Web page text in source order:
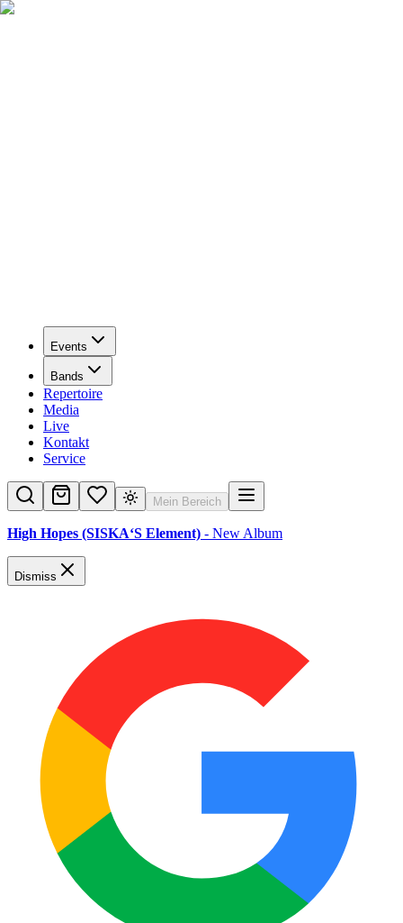
Events
Bands
Repertoire
Media
Live
Kontakt
Service
Mein Bereich
High Hopes (SISKA‘S Element) - New Album
Dismiss